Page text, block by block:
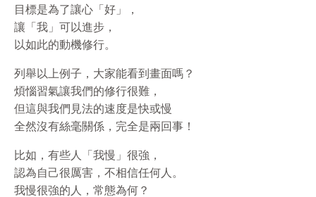
目標是為了讓心「好」，
讓「我」可以進步，
以如此的動機修行。
列舉以上例子，大家能看到畫面嗎？
煩惱習氣讓我們的修行很難，
但這與我們見法的速度是快或慢
全然沒有絲毫關係，完全是兩回事！
比如，有些人「我慢」很強，
認為自己很厲害，不相信任何人。
我慢很強的人，常態為何？